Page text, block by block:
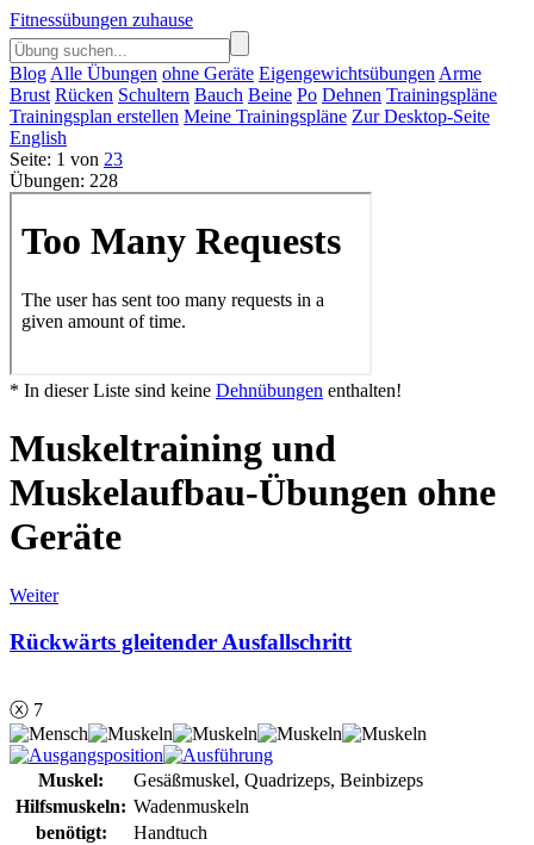
Fitnessübungen zuhause
Blog Alle Übungen ohne Geräte Eigengewichtsübungen Arme
Brust Rücken Schultern Bauch Beine Po Dehnen Trainingspläne
Trainingsplan erstellen Meine Trainingspläne Zur Desktop-Seite
English
Seite: 1 von 23
Übungen: 228
* In dieser Liste sind keine Dehnübungen enthalten!
Muskeltraining und
Muskelaufbau-Übungen ohne
Geräte
Weiter
Rückwärts gleitender Ausfallschritt
ⓧ 7
Muskel:
Gesäßmuskel, Quadrizeps, Beinbizeps
Hilfsmuskeln: Wadenmuskeln
benötigt:
Handtuch